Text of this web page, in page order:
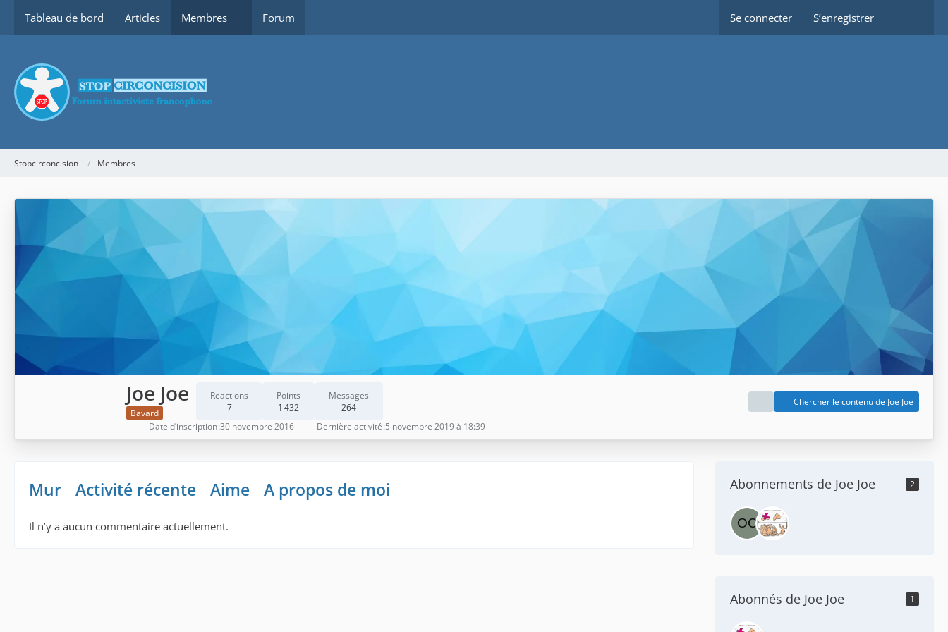
Tableau de bord Articles Membres Forum Se connecter S’enregistrer
Stopcirconcision Membres
Joe Joe
Bavard
Reactions
7
Points
1 432
Messages
264
Chercher le contenu de Joe Joe
Date d’inscription 30 novembre 2016 Dernière activité 5 novembre 2019 à 18:39
Mur Activité récente Aime A propos de moi
Il n’y a aucun commentaire actuellement.
Abonnements de Joe Joe 2
Abonnés de Joe Joe 1